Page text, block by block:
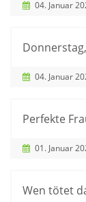
04. Januar
04. Januar
Perfekte
01. Januar
Wen tötet